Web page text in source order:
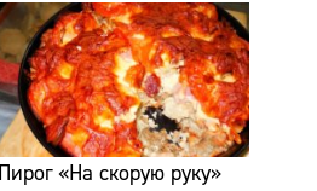
Пирог «На скорую руку»